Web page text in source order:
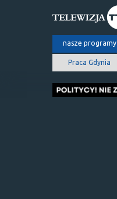
nasze programy
Praca Gdynia